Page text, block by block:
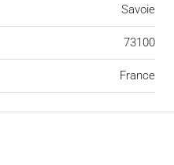
Savoie
73100
France